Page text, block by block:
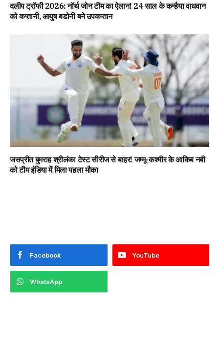
दलीप ट्रॉफी 2026: नॉर्थ जोन टीम का ऐलान! 24 साल के कन्हैया वाधवान
को कप्तानी, आयुष बडोनी बने उपकप्तान
जसप्रीत बुमराह श्रीलंका टेस्ट सीरीज से बाहर! जम्मू-कश्मीर के आकिब नबी
को टीम इंडिया में मिला पहला मौका
Facebook YouTube
WhatsApp